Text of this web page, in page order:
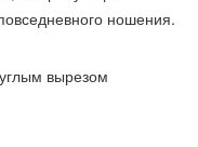
ношения.
вырезом